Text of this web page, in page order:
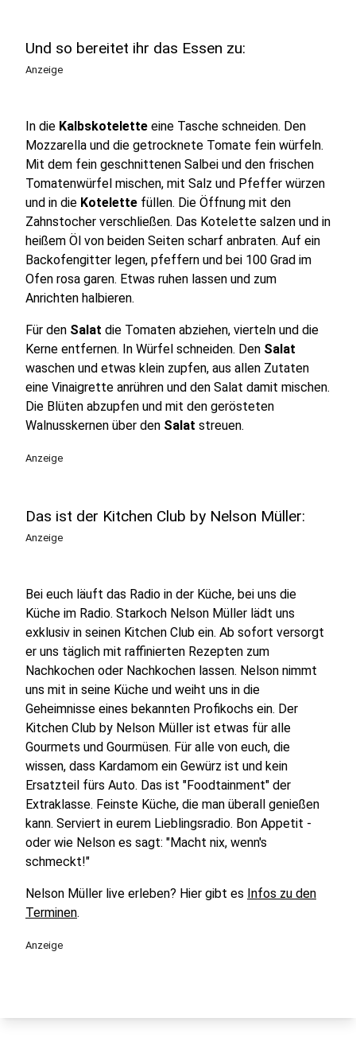
Und so bereitet ihr das Essen zu:
Anzeige
In die Kalbskotelette eine Tasche schneiden. Den
Mozzarella und die getrocknete Tomate fein würfeln.
Mit dem fein geschnittenen Salbei und den frischen
Tomatenwürfel mischen, mit Salz und Pfeffer würzen
und in die Kotelette füllen. Die Öffnung mit den
Zahnstocher verschließen. Das Kotelette salzen und in
heißem Öl von beiden Seiten scharf anbraten. Auf ein
Backofengitter legen, pfeffern und bei 100 Grad im
Ofen rosa garen. Etwas ruhen lassen und zum
Anrichten halbieren.
Für den Salat die Tomaten abziehen, vierteln und die
Kerne entfernen. In Würfel schneiden. Den Salat
waschen und etwas klein zupfen, aus allen Zutaten
eine Vinaigrette anrühren und den Salat damit mischen.
Die Blüten abzupfen und mit den gerösteten
Walnusskernen über den Salat streuen.
Anzeige
Das ist der Kitchen Club by Nelson Müller:
Anzeige
Bei euch läuft das Radio in der Küche, bei uns die
Küche im Radio. Starkoch Nelson Müller lädt uns
exklusiv in seinen Kitchen Club ein. Ab sofort versorgt
er uns täglich mit raffinierten Rezepten zum
Nachkochen oder Nachkochen lassen. Nelson nimmt
uns mit in seine Küche und weiht uns in die
Geheimnisse eines bekannten Profikochs ein. Der
Kitchen Club by Nelson Müller ist etwas für alle
Gourmets und Gourmüsen. Für alle von euch, die
wissen, dass Kardamom ein Gewürz ist und kein
Ersatzteil fürs Auto. Das ist "Foodtainment" der
Extraklasse. Feinste Küche, die man überall genießen
kann. Serviert in eurem Lieblingsradio. Bon Appetit -
oder wie Nelson es sagt: "Macht nix, wenn's
schmeckt!"
Nelson Müller live erleben? Hier gibt es Infos zu den
Terminen.
Anzeige